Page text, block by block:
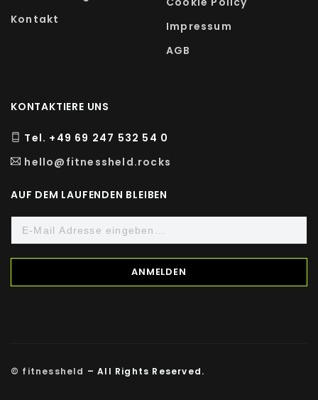
Kontakt
Impressum
AGB
KONTAKTIERE UNS
Tel. +49 69 247 532 54 0
hello@fitnessheld.rocks
AUF DEM LAUFENDEN BLEIBEN
© fitnessheld – All Rights Reserved.